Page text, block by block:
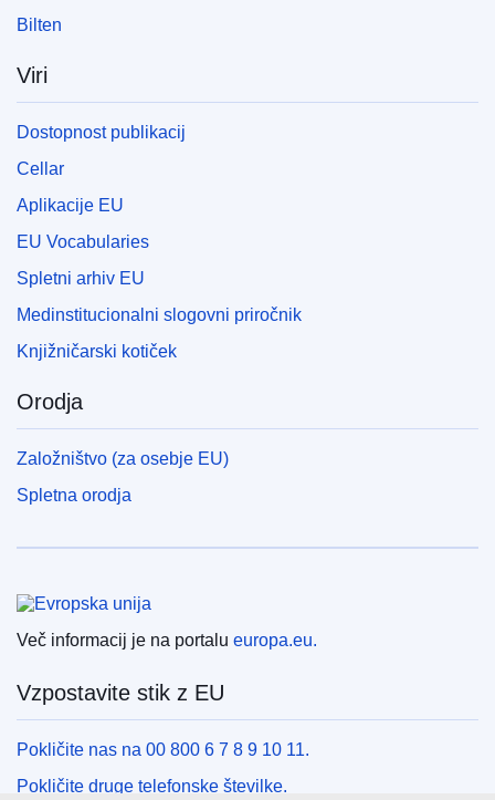
Bilten
Viri
Dostopnost publikacij
Cellar
Aplikacije EU
EU Vocabularies
Spletni arhiv EU
Medinstitucionalni slogovni priročnik
Knjižničarski kotiček
Orodja
Založništvo (za osebje EU)
Spletna orodja
Evropska unija
Več informacij je na portalu europa.eu.
Vzpostavite stik z EU
Pokličite nas na 00 800 6 7 8 9 10 11.
Pokličite druge telefonske številke.